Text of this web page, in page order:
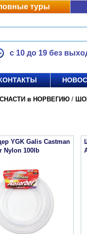
туры
с 10 до 19 без
СНАСТИ в НОРВЕГИЮ /
YGK Galis Castman
Nylon 100lb